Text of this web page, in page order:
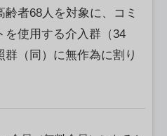
者68人を対象に、コミ
を使用する介入群（34
群（同）に無作為に割り